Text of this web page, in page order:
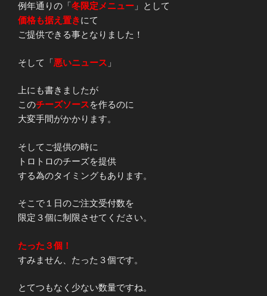
例年通りの「冬限定メニュー 」として
価格も据え置きにて
ご提供できる事となりました！
そして「悪いニュース 」
上にも書きましたが
このチーズソースを作るのに
大変手間がかかります。
そしてご提供の時に
トロトロのチーズを提供
する為のタイミングもあります。
そこで１日のご注文受付数を
限定３個に制限させてください。
たった３個！
すみません、たった３個です。
とてつもなく少ない数量ですね。